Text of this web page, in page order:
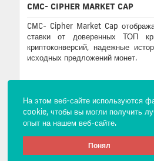
На этом веб-сайте используются
cookie, чтобы вы могли получить
опыт на нашем веб-сайте.
Понял
CMC- CIPHER MARKET CAP
CMC- Cipher Market Cap
ставки от доверенных ТОП
криптоконверсий, надежные
исходных предложений монет.